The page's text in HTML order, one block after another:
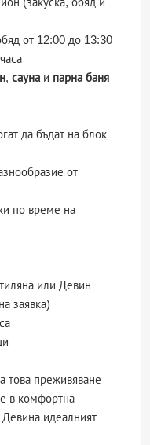
от 12:00 до 13:30
,сауна и парна баня
да бъдат на блок
от
по време на
или Девин
заявка)
това преживяване
в комфортна
идеалният